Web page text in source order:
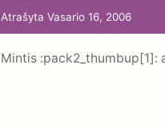
Atrašyta Vasario 16, 2006
Mintis :pack2_thumbup[1]: